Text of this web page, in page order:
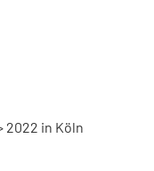
2022 in Köln